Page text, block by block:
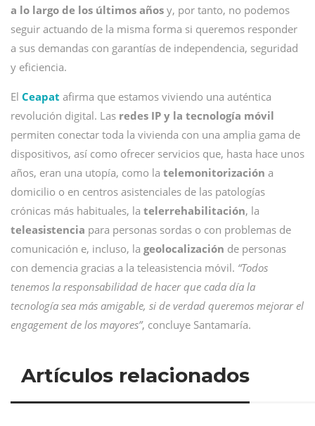
a lo largo de los últimos años y, por tanto, no podemos
seguir actuando de la misma forma si queremos responder
a sus demandas con garantías de independencia, seguridad
y eficiencia.
El Ceapat afirma que estamos viviendo una auténtica
revolución digital. Las redes IP y la tecnología móvil
permiten conectar toda la vivienda con una amplia gama de
dispositivos, así como ofrecer servicios que, hasta hace unos
años, eran una utopía, como la telemonitorización a
domicilio o en centros asistenciales de las patologías
crónicas más habituales, la telerrehabilitación, la
teleasistencia para personas sordas o con problemas de
comunicación e, incluso, la geolocalización de personas
con demencia gracias a la teleasistencia móvil. “Todos
tenemos la responsabilidad de hacer que cada día la
tecnología sea más amigable, si de verdad queremos mejorar el
engagement de los mayores”, concluye Santamaría.
Artículos relacionados